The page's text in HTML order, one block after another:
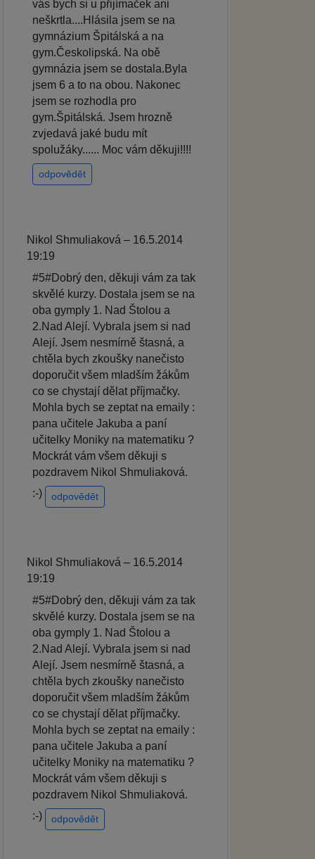
vás bych si u přijímaček ani
neškrtla....Hlásila jsem se na
gymnázium Špitálská a na
gym.Českolipská. Na obě
gymnázia jsem se dostala.Byla
jsem 6 a to na obou. Nakonec
jsem se rozhodla pro
gym.Špitálská. Jsem hrozně
zvjedavá jaké budu mít
spolužáky...... Moc vám děkuji!!!!
odpovědět
Nikol Shmuliaková – 16.5.2014
19:19
#5#Dobrý den, děkuji vám za tak
skvělé kurzy. Dostala jsem se na
oba gymply 1. Nad Štolou a
2.Nad Alejí. Vybrala jsem si nad
Alejí. Jsem nesmírně štasná, a
chtěla bych zkoušky nanečisto
doporučit všem mladším žákům
co se chystají dělat příjmačky.
Mohla bych se zeptat na emaily :
pana učitele Jakuba a paní
učitelky Moniky na matematiku ?
Mockrát vám všem děkuji s
pozdravem Nikol Shmuliaková.
:-)
odpovědět
Nikol Shmuliaková – 16.5.2014
19:19
#5#Dobrý den, děkuji vám za tak
skvělé kurzy. Dostala jsem se na
oba gymply 1. Nad Štolou a
2.Nad Alejí. Vybrala jsem si nad
Alejí. Jsem nesmírně štasná, a
chtěla bych zkoušky nanečisto
doporučit všem mladším žákům
co se chystají dělat příjmačky.
Mohla bych se zeptat na emaily :
pana učitele Jakuba a paní
učitelky Moniky na matematiku ?
Mockrát vám všem děkuji s
pozdravem Nikol Shmuliaková.
:-)
odpovědět